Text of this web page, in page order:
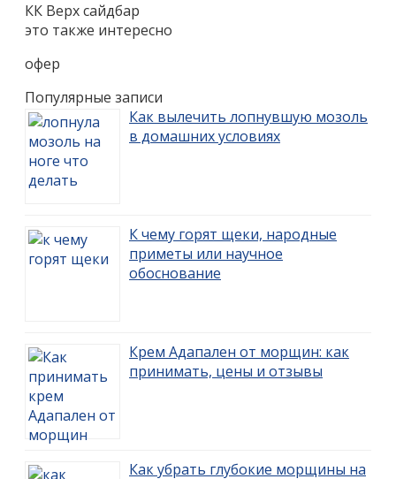
КК Верх сайдбар
это также интересно
офер
Популярные записи
Как вылечить лопнувшую мозоль
в домашних условиях
К чему горят щеки, народные
приметы или научное
обоснование
Крем Адапален от морщин: как
принимать, цены и отзывы
Как убрать глубокие морщины на